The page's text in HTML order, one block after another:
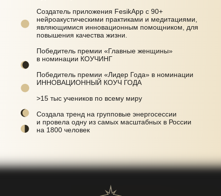
Создатель приложения FesikApp с 90+
нейроакустическими практиками и медитациями,
являющимися инновационным помощником, для
повышения качества жизни.
Победитель премии «Главные женщины»
в номинации КОУЧИНГ
Победитель премии «Лидер Года» в номинации
ИННОВАЦИОННЫЙ КОУЧ ГОДА
>15 тыс учеников по всему миру
Создала тренд на групповые энергосессии
и провела одну из самых масштабных в России
на 1800 человек